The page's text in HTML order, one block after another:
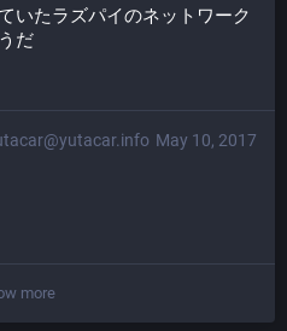
いたラズパイのネットワーク
だ
May 10, 2017
more